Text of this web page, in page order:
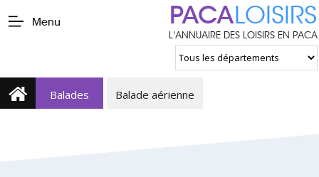
Menu PACALOISIRS
L'ANNUAIRE DES LOISIRS EN PACA
Balades Balade aérienne